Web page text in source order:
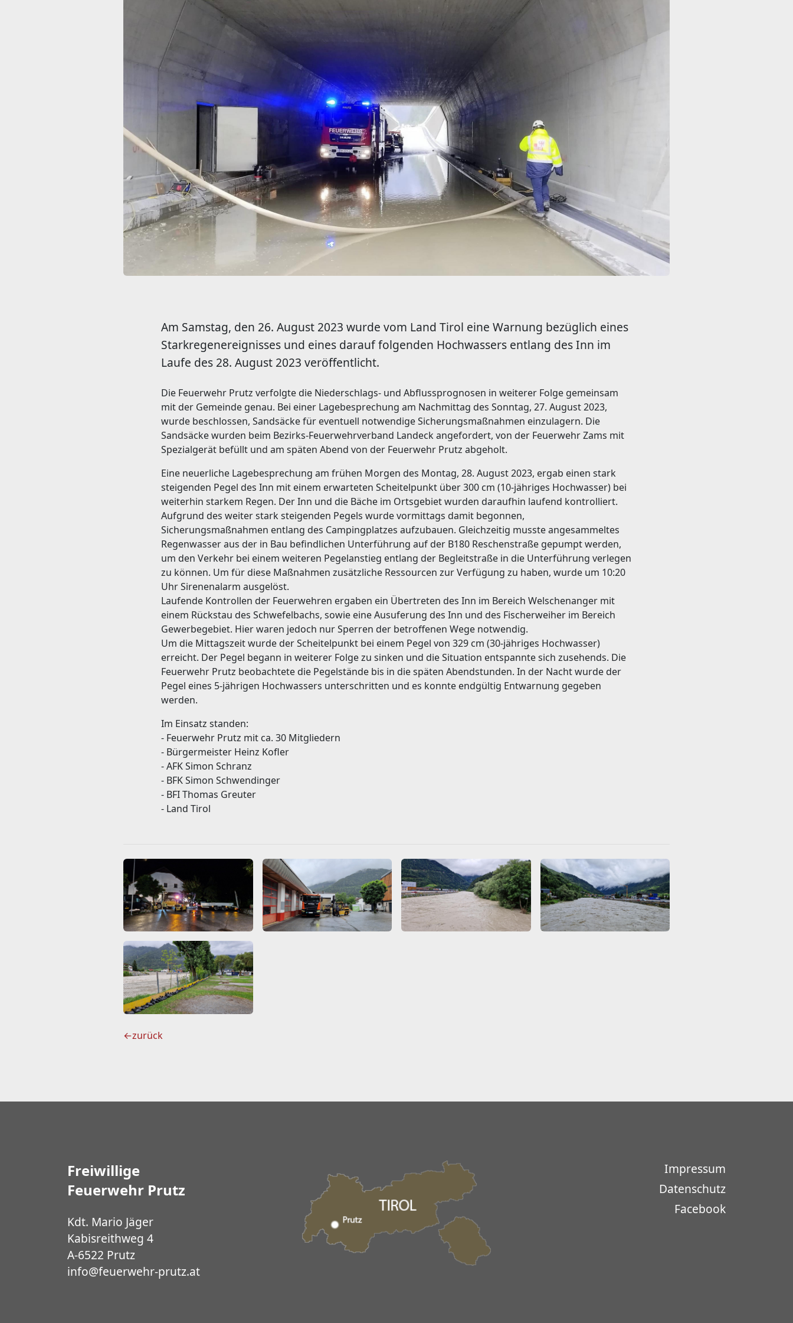
Am Samstag, den 26. August 2023 wurde vom Land Tirol eine Warnung bezüglich eines
Starkregenereignisses und eines darauf folgenden Hochwassers entlang des Inn im
Laufe des 28. August 2023 veröffentlicht.
Die Feuerwehr Prutz verfolgte die Niederschlags- und Abflussprognosen in weiterer Folge gemeinsam
mit der Gemeinde genau. Bei einer Lagebesprechung am Nachmittag des Sonntag, 27. August 2023,
wurde beschlossen, Sandsäcke für eventuell notwendige Sicherungsmaßnahmen einzulagern. Die
Sandsäcke wurden beim Bezirks-Feuerwehrverband Landeck angefordert, von der Feuerwehr Zams mit
Spezialgerät befüllt und am späten Abend von der Feuerwehr Prutz abgeholt.
Eine neuerliche Lagebesprechung am frühen Morgen des Montag, 28. August 2023, ergab einen stark
steigenden Pegel des Inn mit einem erwarteten Scheitelpunkt über 300 cm (10-jähriges Hochwasser) bei
weiterhin starkem Regen. Der Inn und die Bäche im Ortsgebiet wurden daraufhin laufend kontrolliert.
Aufgrund des weiter stark steigenden Pegels wurde vormittags damit begonnen,
Sicherungsmaßnahmen entlang des Campingplatzes aufzubauen. Gleichzeitig musste angesammeltes
Regenwasser aus der in Bau befindlichen Unterführung auf der B180 Reschenstraße gepumpt werden,
um den Verkehr bei einem weiteren Pegelanstieg entlang der Begleitstraße in die Unterführung verlegen
zu können. Um für diese Maßnahmen zusätzliche Ressourcen zur Verfügung zu haben, wurde um 10:20
Uhr Sirenenalarm ausgelöst.
Laufende Kontrollen der Feuerwehren ergaben ein Übertreten des Inn im Bereich Welschenanger mit
einem Rückstau des Schwefelbachs, sowie eine Ausuferung des Inn und des Fischerweiher im Bereich
Gewerbegebiet. Hier waren jedoch nur Sperren der betroffenen Wege notwendig.
Um die Mittagszeit wurde der Scheitelpunkt bei einem Pegel von 329 cm (30-jähriges Hochwasser)
erreicht. Der Pegel begann in weiterer Folge zu sinken und die Situation entspannte sich zusehends. Die
Feuerwehr Prutz beobachtete die Pegelstände bis in die späten Abendstunden. In der Nacht wurde der
Pegel eines 5-jährigen Hochwassers unterschritten und es konnte endgültig Entwarnung gegeben
werden.
Im Einsatz standen:
- Feuerwehr Prutz mit ca. 30 Mitgliedern
- Bürgermeister Heinz Kofler
- AFK Simon Schranz
- BFK Simon Schwendinger
- BFI Thomas Greuter
- Land Tirol
←zurück
Freiwillige
Feuerwehr Prutz
Kdt. Mario Jäger
Kabisreithweg 4
A-6522 Prutz
info@feuerwehr-prutz.at
Impressum
Datenschutz
Facebook